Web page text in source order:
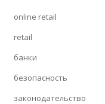
online retail
retail
банки
безопасность
законодательство